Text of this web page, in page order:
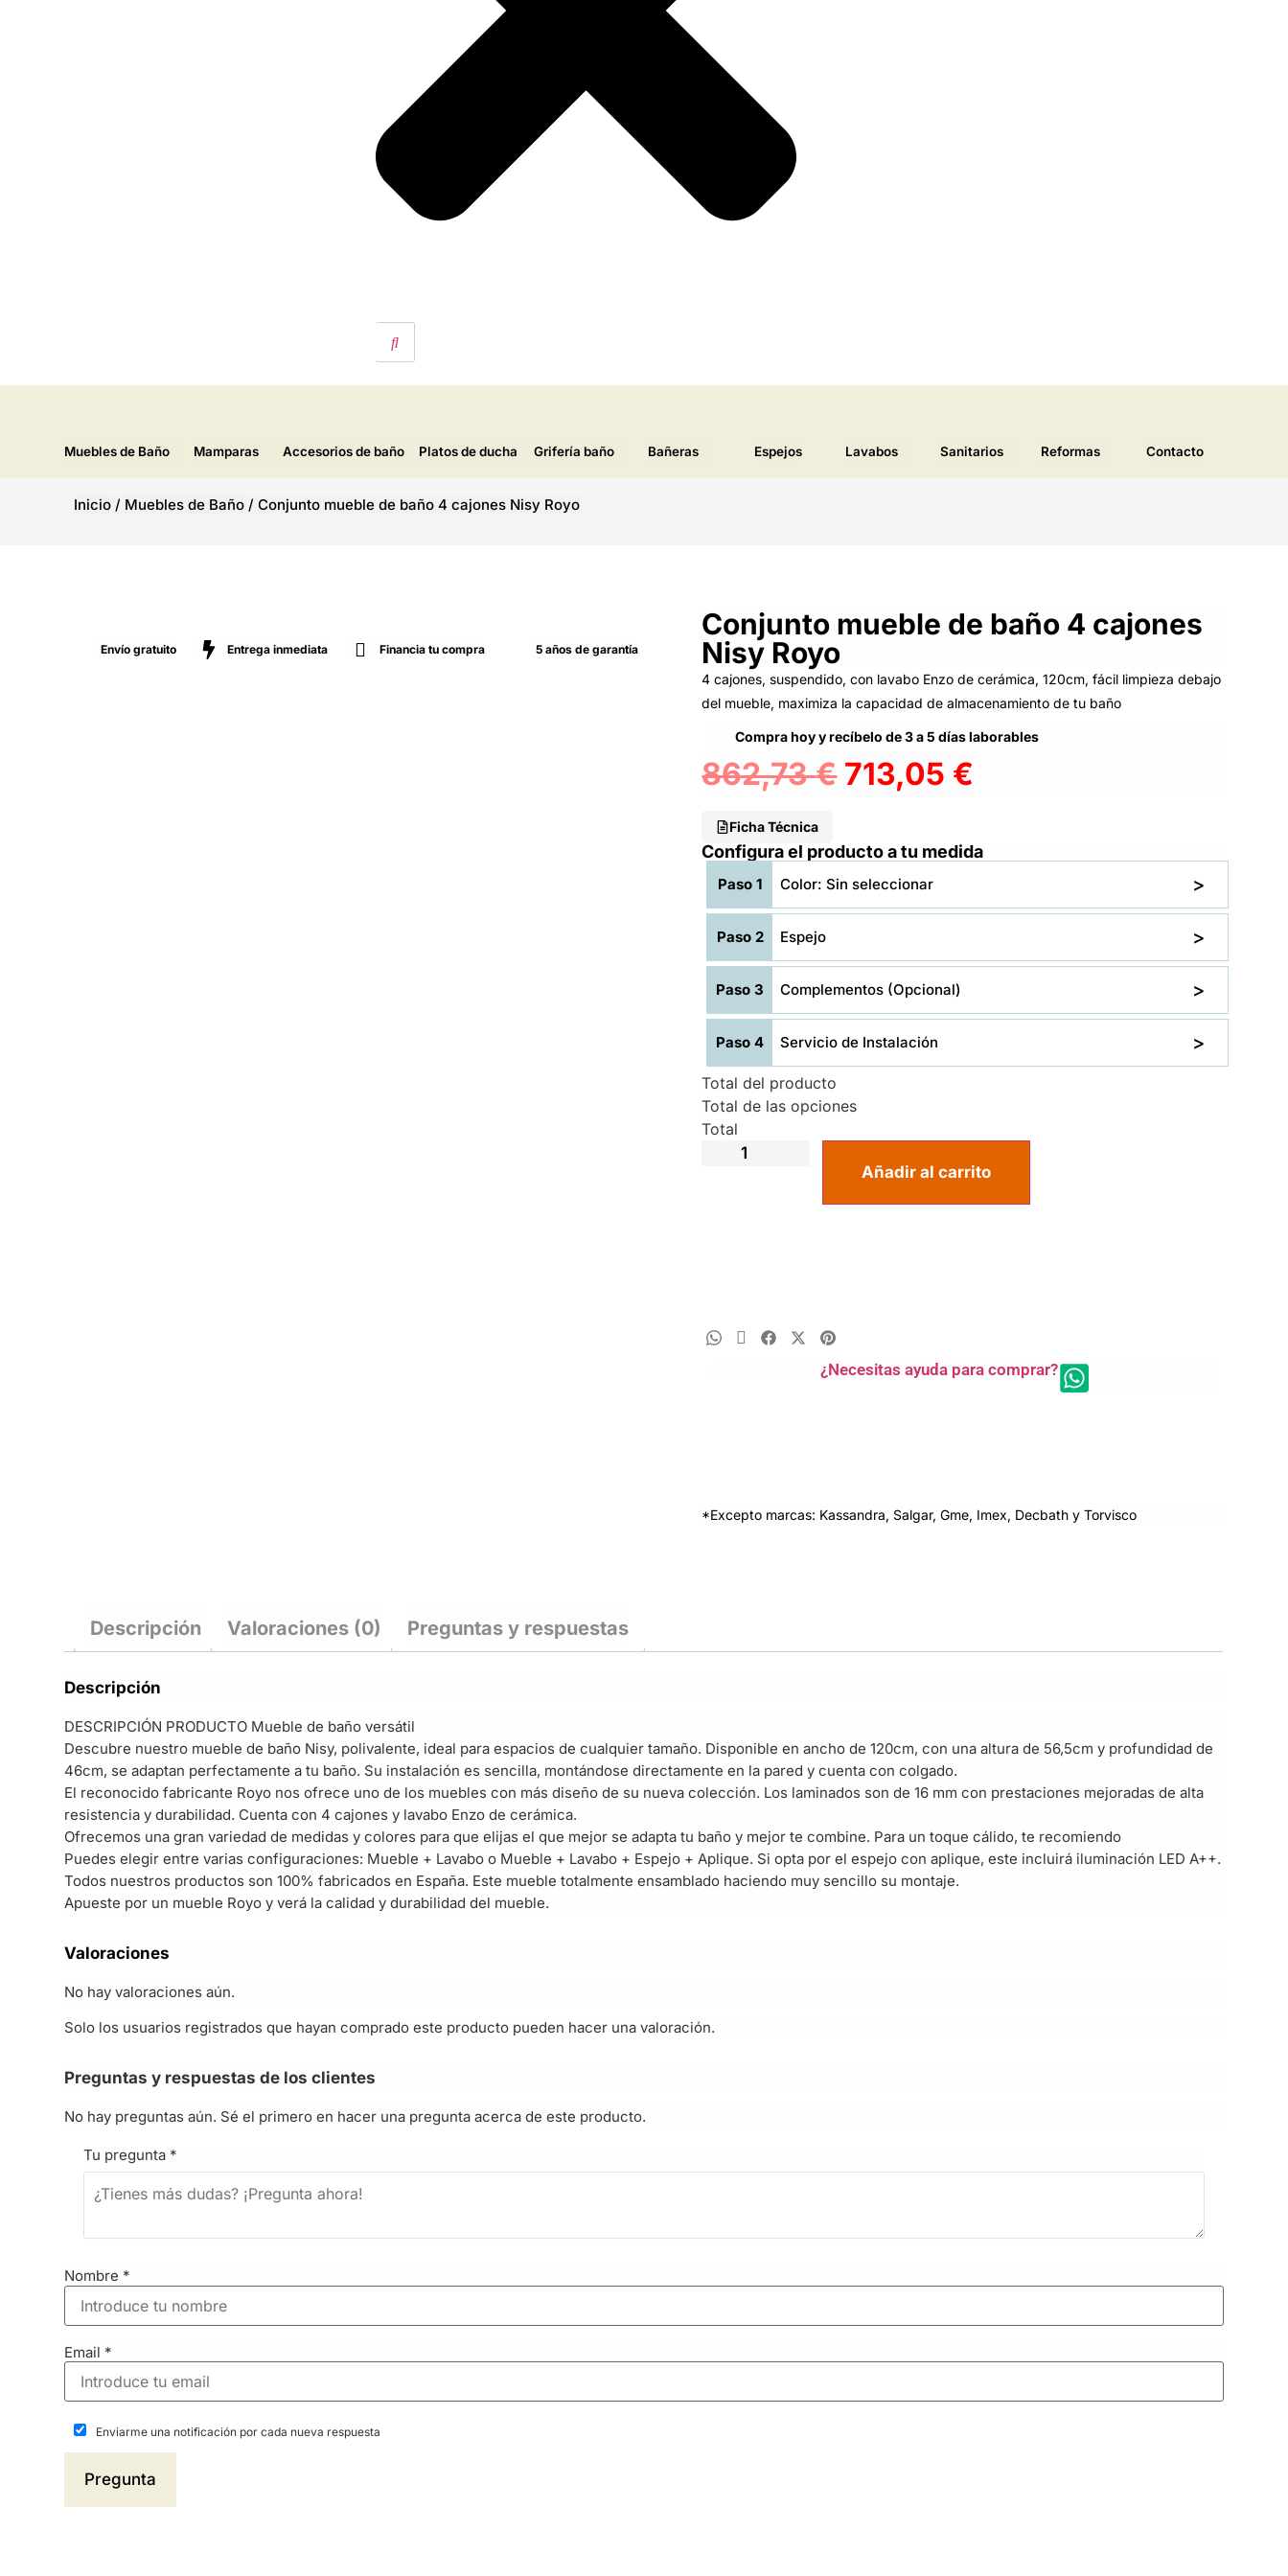
Muebles de Baño Mamparas Accesorios de baño Platos de ducha Grifería baño Bañeras Espejos Lavabos Sanitarios Reformas Contacto
Inicio / Muebles de Baño /Conjunto mueble de baño 4 cajones Nisy Royo
Envío gratuito Entrega inmediata Financia tu compra 5 años de garantía
Conjunto mueble de baño 4 cajones
Nisy Royo
4 cajones, suspendido, con lavabo Enzo de cerámica, 120cm, fácil limpieza debajo
del mueble, maximiza la capacidad de almacenamiento de tu baño
Compra hoy y recíbelo de 3 a 5 días laborables
862,73€ 713,05 €
Ficha Técnica
Configura el producto a tu medida
Paso 1 Color: Sin seleccionar
Paso 2 Espejo
Paso 3 Complementos (Opcional)
Paso 4 Servicio de Instalación
Total del producto
Total de las opciones
Total
Añadir al carrito
¿Necesitas ayuda para comprar?
*Excepto marcas: Kassandra, Salgar, Gme, Imex, Decbath y Torvisco
Descripción Valoraciones (0) Preguntas y respuestas
Descripción
DESCRIPCIÓN PRODUCTO Mueble de baño versátil
Descubre nuestro mueble de baño Nisy, polivalente, ideal para espacios de cualquier tamaño. Disponible en ancho de 120cm, con una altura de 56,5cm y profundidad de
46cm, se adaptan perfectamente a tu baño. Su instalación es sencilla, montándose directamente en la pared y cuenta con colgado.
El reconocido fabricante Royo nos ofrece uno de los muebles con más diseño de su nueva colección. Los laminados son de 16 mm con prestaciones mejoradas de alta
resistencia y durabilidad. Cuenta con 4 cajones y lavabo Enzo de cerámica.
Ofrecemos una gran variedad de medidas y colores para que elijas el que mejor se adapta tu baño y mejor te combine. Para un toque cálido, te recomiendo
Puedes elegir entre varias configuraciones: Mueble + Lavabo o Mueble + Lavabo + Espejo + Aplique. Si opta por el espejo con aplique, este incluirá iluminación LED A++.
Todos nuestros productos son 100% fabricados en España. Este mueble totalmente ensamblado haciendo muy sencillo su montaje.
Apueste por un mueble Royo y verá la calidad y durabilidad del mueble.
Valoraciones
No hay valoraciones aún.
Solo los usuarios registrados que hayan comprado este producto pueden hacer una valoración.
Preguntas y respuestas de los clientes
No hay preguntas aún. Sé el primero en hacer una pregunta acerca de este producto.
Tu pregunta *
Nombre *
Email *
Enviarme una notificación por cada nueva respuesta